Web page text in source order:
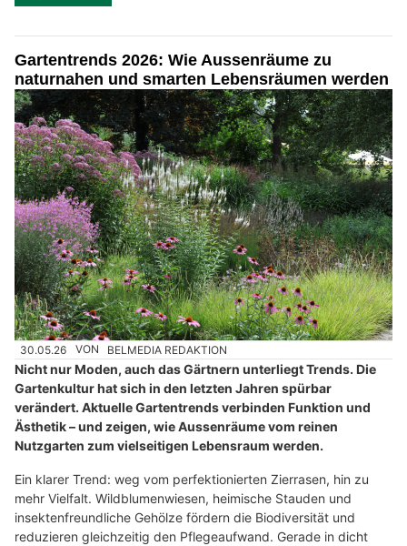
Gartentrends 2026: Wie Aussenräume zu
naturnahen und smarten Lebensräumen werden
30.05.26 VON BELMEDIA REDAKTION
Nicht nur Moden, auch das Gärtnern unterliegt Trends. Die
Gartenkultur hat sich in den letzten Jahren spürbar
verändert. Aktuelle Gartentrends verbinden Funktion und
Ästhetik – und zeigen, wie Aussenräume vom reinen
Nutzgarten zum vielseitigen Lebensraum werden.
Ein klarer Trend: weg vom perfektionierten Zierrasen, hin zu
mehr Vielfalt. Wildblumenwiesen, heimische Stauden und
insektenfreundliche Gehölze fördern die Biodiversität und
reduzieren gleichzeitig den Pflegeaufwand. Gerade in dicht